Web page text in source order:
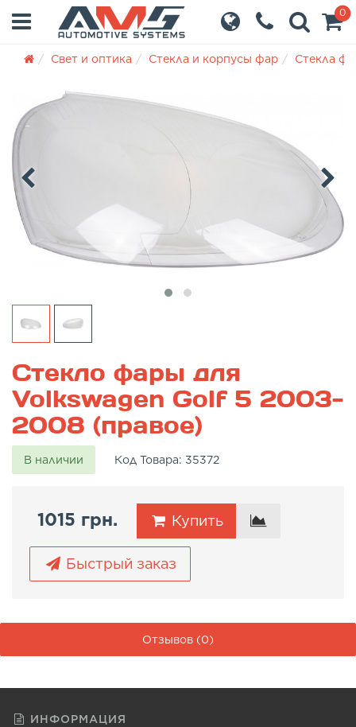
0
Свет и оптика Стекла и корпусы фар Стекла
Стекло фары для
Volkswagen Golf 5 2003-
2008 (правое)
В наличии Код Товара: 35372
1015 грн. Купить
Быстрый заказ
Отзывов (0)
ИНФОРМАЦИЯ